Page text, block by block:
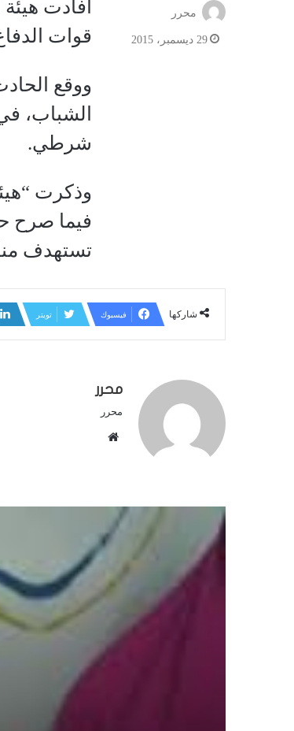
أفادت
قوات
ووقع
شرطي.
وذكرت
فيما صرح
تستهدف
محرر
29 ديسمبر، 2015
شاركها فيسبوك تويتر
محرر
محرر
ل
و
ب